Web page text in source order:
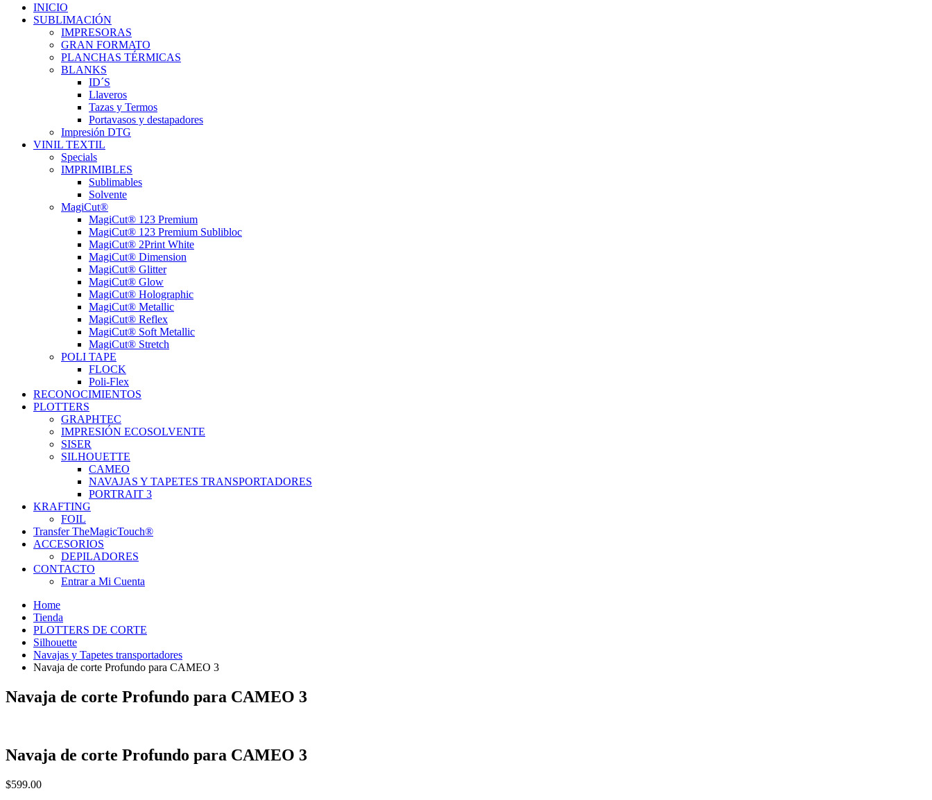
INICIO
SUBLIMACIÓN
IMPRESORAS
GRAN FORMATO
PLANCHAS TÉRMICAS
BLANKS
ID´S
Llaveros
Tazas y Termos
Portavasos y destapadores
Impresión DTG
VINIL TEXTIL
Specials
IMPRIMIBLES
Sublimables
Solvente
MagiCut®
MagiCut® 123 Premium
MagiCut® 123 Premium Sublibloc
MagiCut® 2Print White
MagiCut® Dimension
MagiCut® Glitter
MagiCut® Glow
MagiCut® Holographic
MagiCut® Metallic
MagiCut® Reflex
MagiCut® Soft Metallic
MagiCut® Stretch
POLI TAPE
FLOCK
Poli-Flex
RECONOCIMIENTOS
PLOTTERS
GRAPHTEC
IMPRESIÓN ECOSOLVENTE
SISER
SILHOUETTE
CAMEO
NAVAJAS Y TAPETES TRANSPORTADORES
PORTRAIT 3
KRAFTING
FOIL
Transfer TheMagicTouch®
ACCESORIOS
DEPILADORES
CONTACTO
Entrar a Mi Cuenta
Home
Tienda
PLOTTERS DE CORTE
Silhouette
Navajas y Tapetes transportadores
Navaja de corte Profundo para CAMEO 3
Navaja de corte Profundo para CAMEO 3
Navaja de corte Profundo para CAMEO 3
$599.00